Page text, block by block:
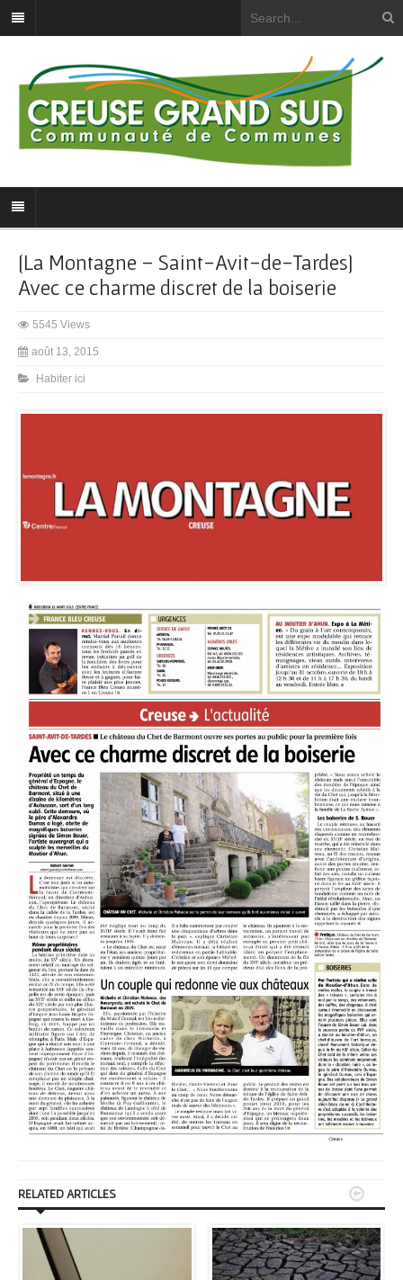
[La Montagne – Saint-Avit-de-Tardes]
Avec ce charme discret de la boiserie
5545 Views
août 13, 2015
Habiter ici
RELATED ARTICLES 